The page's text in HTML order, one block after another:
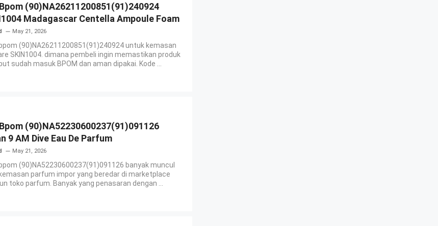
(90)NA26211200851(91)240924
Madagascar Centella Ampoule Foam
May 21, 2026
(90)NA26211200851(91)240924 untuk kemasan
SKIN1004. dimana pembeli ingin memastikan produk
sudah masuk BPOM dan aman dipakai. Kode ...
(90)NA52230600237(91)091126
9 AM Dive Eau De Parfum
May 21, 2026
(90)NA52230600237(91)091126 banyak muncul
parfum impor yang beredar di marketplace
toko parfum. Banyak yang penasaran dengan ...